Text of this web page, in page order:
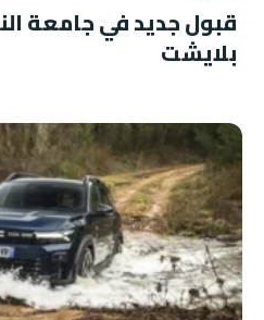
قبول جديد في جامعة
بلايشت